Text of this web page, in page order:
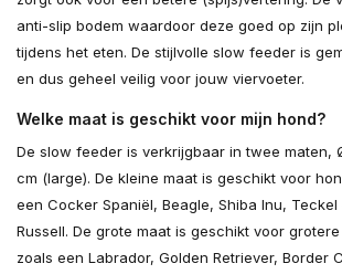
anti-slip bodem waardoor deze goed op zijn
tijdens het eten. De stijlvolle slow feeder is
en dus geheel veilig voor jouw viervoeter.
Welke maat is geschikt voor mijn hond?
De slow feeder is verkrijgbaar in twee maten,
cm (large). De kleine maat is geschikt voor
een Cocker Spaniël, Beagle, Shiba Inu,
Russell. De grote maat is geschikt voor
zoals een Labrador, Golden Retriever, Border